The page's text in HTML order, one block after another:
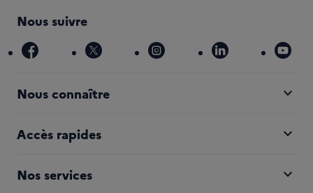
Nous suivre
facebook x instagram linkedin
Nous connaître expand_more
Accès rapides expand_more
Nos services expand_more